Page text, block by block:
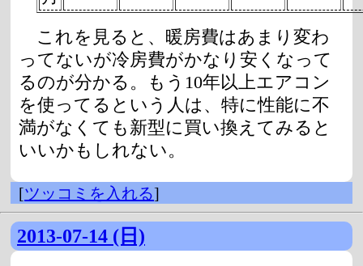
これを見ると、暖房費はあまり変わ
ってないが冷房費がかなり安くなって
るのが分かる。もう10年以上エアコン
を使ってるという人は、特に性能に不
満がなくても新型に買い換えてみると
いいかもしれない。
[ツッコミを入れる]
2013-07-14 (日)